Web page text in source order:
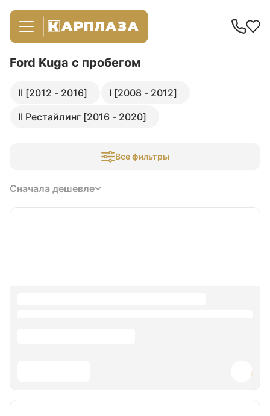
Ford Kuga с пробегом
II [2012 - 2016]
I [2008 - 2012]
II Рестайлинг [2016 - 2020]
Все фильтры
Сначала дешевле